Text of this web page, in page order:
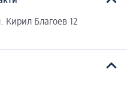
Кирил Благоев 12